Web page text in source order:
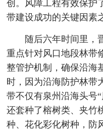
创。风障工程有效保护
带建设成功的关键因素
随后六年时间里，
重点针对风口地段林带
整管护机制，确保沿海
时，因为沿海防护林带
带不仅有泉州沿海头号“
还套种了榕树类、夹竹
种、花化彩化树种，防